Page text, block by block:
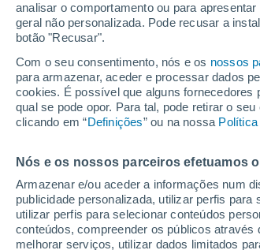
analisar o comportamento ou para
geral não personalizada. Pode recusar a
botão "Recusar".
Com o seu consentimento, nós e os nossos
para armazenar, aceder e processar dados
cookies. É possível que alguns
qual se pode opor. Para tal, pode retirar o
clicando em “Definições” ou na nossa
Nós e os nossos parceiros efetuamos
Armazenar e/ou aceder a informações num
publicidade personalizada, utilizar perfis
utilizar perfis para selecionar conteúdos
conteúdos, compreender os públicos
melhorar serviços, utilizar dados limitados
GFS
ECMWF Europa
GFS Europa